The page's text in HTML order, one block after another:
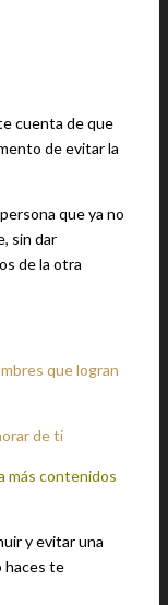
cuenta de que
de evitar la
que ya no
sin dar
de la otra
que logran
de ti
más contenidos
y evitar una
haces te